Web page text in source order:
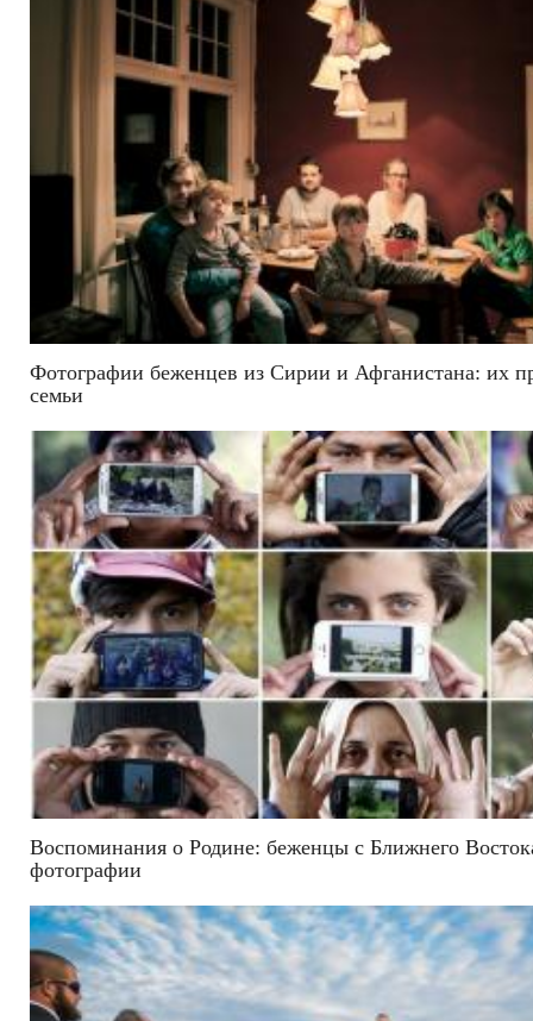
Фотографии беженцев из Сирии и Афганистана: их
семьи
Воспоминания о Родине: беженцы с Ближнего
фотографии